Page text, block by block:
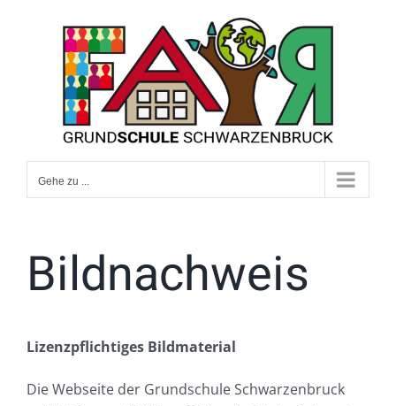
Gehe zu ...
Bildnachweis
Lizenzpflichtiges Bildmaterial
Die Webseite der Grundschule Schwarzenbruck